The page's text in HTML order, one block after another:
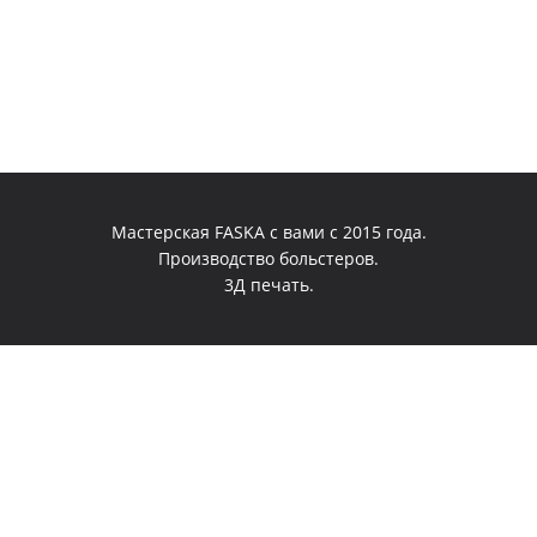
Мастерская FASKA с вами с 2015 года.
Производство больстеров.
3Д печать.